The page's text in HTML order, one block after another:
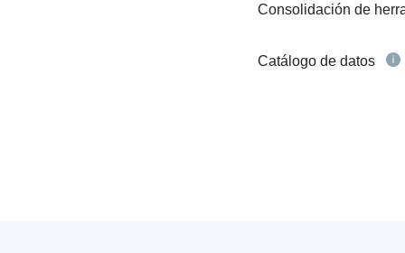
Consolidación de
Catálogo de datos